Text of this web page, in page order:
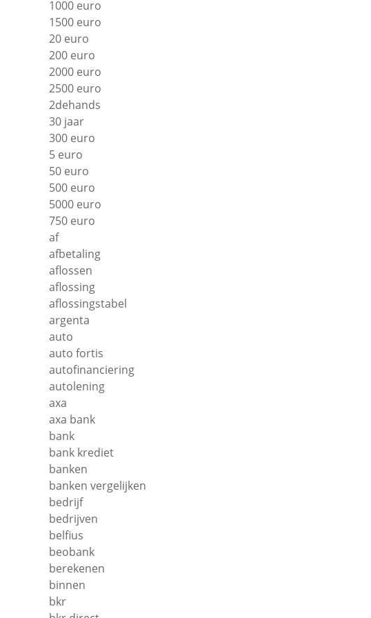
1000 euro
1500 euro
20 euro
200 euro
2000 euro
2500 euro
2dehands
30 jaar
300 euro
5 euro
50 euro
500 euro
5000 euro
750 euro
af
afbetaling
aflossen
aflossing
aflossingstabel
argenta
auto
auto fortis
autofinanciering
autolening
axa
axa bank
bank
bank krediet
banken
banken vergelijken
bedrijf
bedrijven
belfius
beobank
berekenen
binnen
bkr